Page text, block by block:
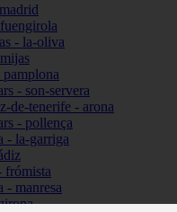
- la-oliva
- son-servera
de-tenerife - arona
- pollença
- la-garriga
frómista
- manresa